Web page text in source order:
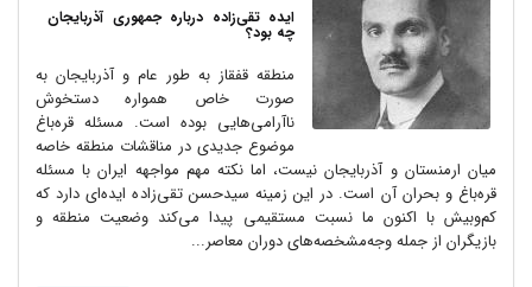
ایده تقی‌زاده درباره جمهوری آذربایجان
چه بود؟
منطقه قفقاز به طور عام و آذربایجان به
صورت خاص همواره دستخوش
ناآرامی‌هایی بوده است. مسئله قره‌‌باغ
موضوع جدیدی در مناقشات منطقه خاصه
میان ارمنستان و آذربایجان نیست، اما نکته مهم مواجهه ایران با مسئله
قره‌باغ و بحران آن است. در این زمینه سیدحسن تقی‌زاده ایده‌ای دارد که
کم‌وبیش با اکنون ما نسبت مستقیمی پیدا می‌کند وضعیت منطقه و
بازیگران از جمله وجه‌مشخصه‌های دوران معاصر...